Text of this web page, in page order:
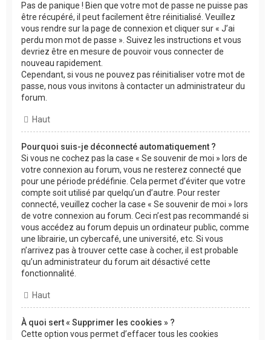
Pas de panique ! Bien que votre mot de passe ne puisse pas
être récupéré, il peut facilement être réinitialisé. Veuillez
vous rendre sur la page de connexion et cliquer sur « J’ai
perdu mon mot de passe ». Suivez les instructions et vous
devriez être en mesure de pouvoir vous connecter de
nouveau rapidement.
Cependant, si vous ne pouvez pas réinitialiser votre mot de
passe, nous vous invitons à contacter un administrateur du
forum.
Haut
Pourquoi suis-je déconnecté automatiquement ?
Si vous ne cochez pas la case « Se souvenir de moi » lors de
votre connexion au forum, vous ne resterez connecté que
pour une période prédéfinie. Cela permet d’éviter que votre
compte soit utilisé par quelqu’un d’autre. Pour rester
connecté, veuillez cocher la case « Se souvenir de moi » lors
de votre connexion au forum. Ceci n’est pas recommandé si
vous accédez au forum depuis un ordinateur public, comme
une librairie, un cybercafé, une université, etc. Si vous
n’arrivez pas à trouver cette case à cocher, il est probable
qu’un administrateur du forum ait désactivé cette
fonctionnalité.
Haut
À quoi sert « Supprimer les cookies » ?
Cette option vous permet d’effacer tous les cookies